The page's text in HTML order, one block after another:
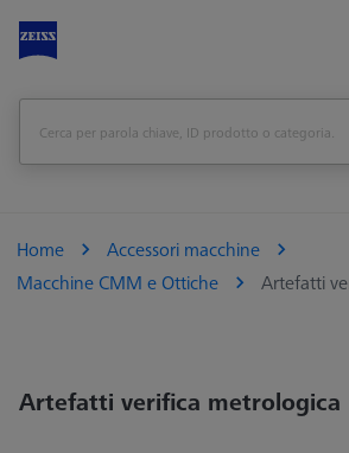
Home
Accessori macchine
Macchine CMM e Ottiche
Artefatti
Artefatti verifica metrologica